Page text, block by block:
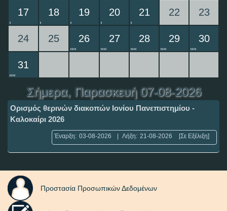
17 18 19 20 21 22 23
24 25 26 27 28 29 30
31
Σήμερα, Παρασκευή 07-08-2026
Ορισμός θερινών διακοπών Ιονίου Πανεπιστημίου -
Καλοκαίρι 2026
Έναρξη: 03-08-2026 Λήξη: 21-08-2026 [Σε Εξέλιξη]
Προστασία Προσωπικών Δεδομένων